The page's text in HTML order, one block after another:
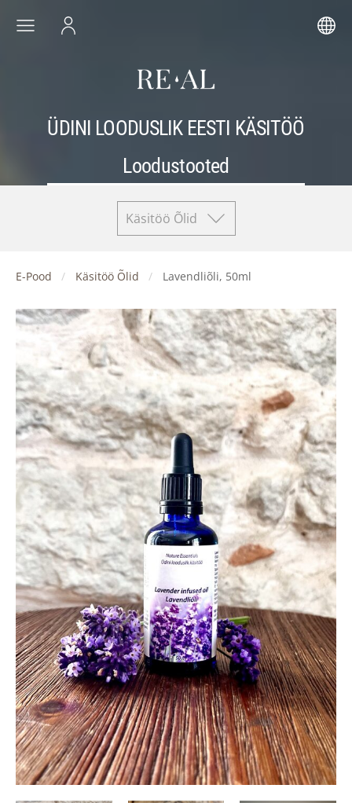
ÜDINI LOODUSLIK EESTI KÄSITÖÖ
Loodustooted
Käsitöö Õlid
E-Pood Käsitöö Õlid Lavendliõli, 50ml